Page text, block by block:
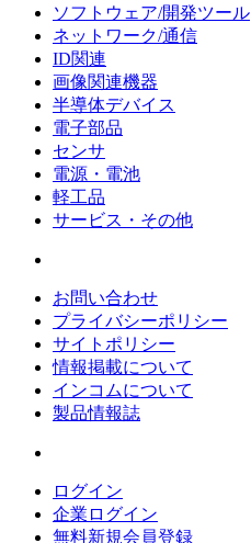
ソフトウェア/開発ツール
ネットワーク/通信
ID関連
画像関連機器
半導体デバイス
電子部品
センサ
電源・電池
軽工品
サービス・その他
お問い合わせ
プライバシーポリシー
サイトポリシー
情報掲載について
インコムについて
製品情報誌
ログイン
企業ログイン
無料新規会員登録